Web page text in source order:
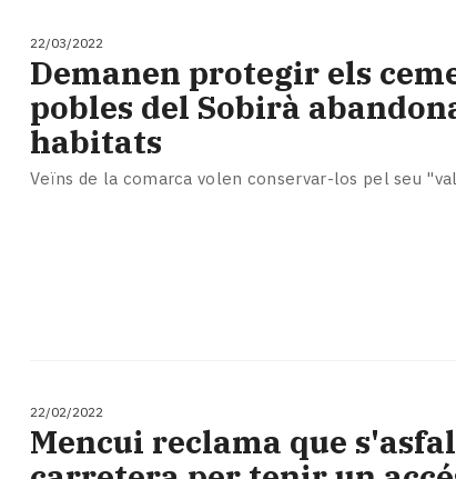
22/03/2022
Demanen protegir els
pobles del Sobirà
habitats
Veïns de la comarca volen conservar-los pel seu
22/02/2022
Mencui reclama que